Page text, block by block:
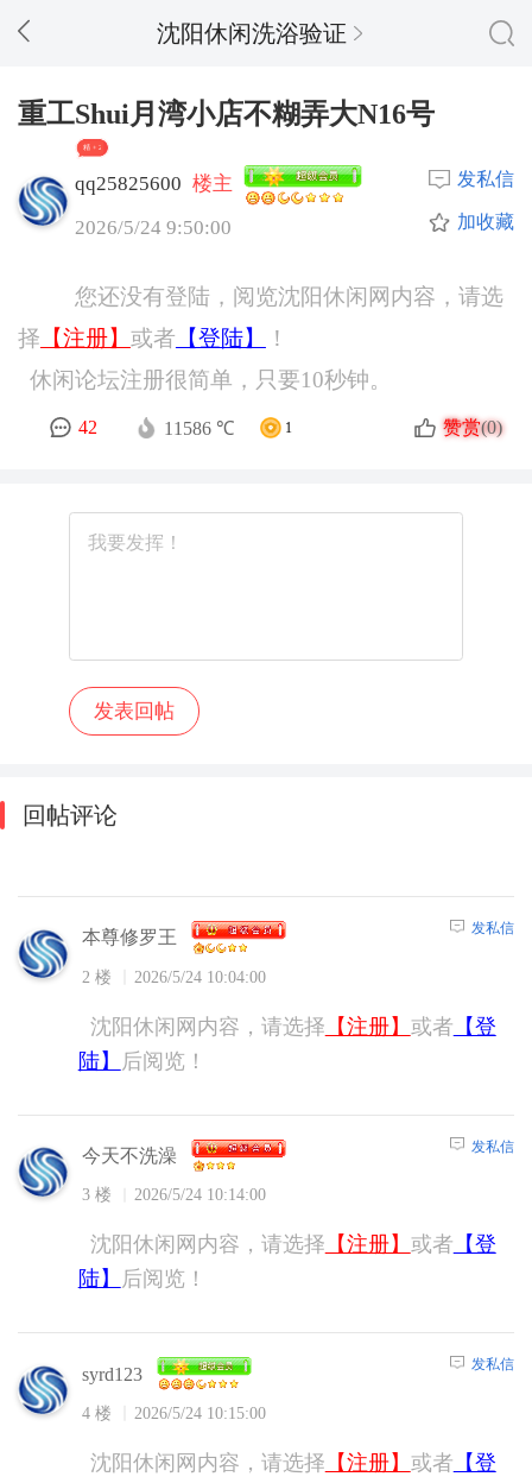
沈阳休闲洗浴验证
重工Shui月湾小店不糊弄大N16号
精 + 2
qq25825600 楼主
2026/5/24 9:50:00
发私信
加收藏
您还没有登陆，阅览沈阳休闲网内容，请选
择 【注册】 或者 【登陆】
！
休闲论坛注册很简单，只要10秒钟。
42 11586 ℃ 1 赞赏(0)
回帖评论
本尊修罗王
2 楼 2026/5/24 10:04:00
发私信
沈阳休闲网内容，请选择 【注册】 或者 【登
陆】
后阅览！
今天不洗澡
3 楼 2026/5/24 10:14:00
发私信
沈阳休闲网内容，请选择 【注册】 或者 【登
陆】
后阅览！
syrd123
4 楼 2026/5/24 10:15:00
发私信
沈阳休闲网内容，请选择 【注册】 或者 【登